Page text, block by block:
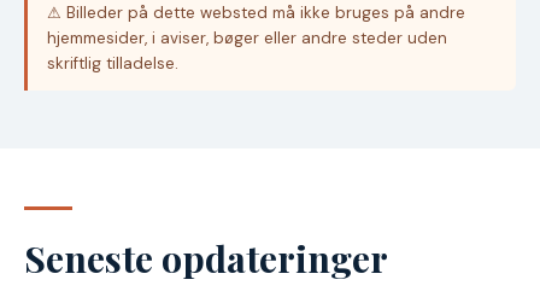
⚠ Billeder på dette websted må ikke bruges på andre
hjemmesider, i aviser, bøger eller andre steder uden
skriftlig tilladelse.
Seneste opdateringer